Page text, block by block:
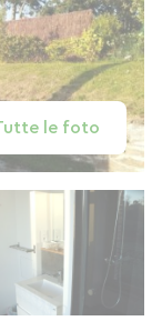
le foto